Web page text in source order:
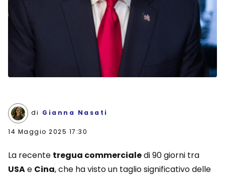
di Gianna Nasati
14 Maggio 2025 17:30
La recente tregua commercialedi 90 giorni tra
USAe Cina, che ha visto un taglio significativo delle